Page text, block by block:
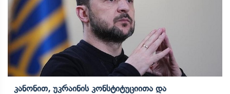
Კანონით, Უკრაინის Კონსტიტუციითა Და